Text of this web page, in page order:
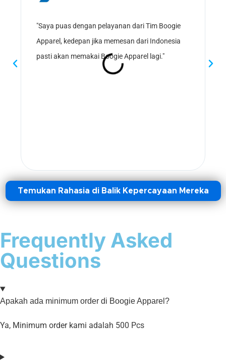
"Saya puas dengan pelayanan dari Tim Boogie
Apparel, kedepan jika memesan dari Indonesia
pasti akan memakai Boogie Apparel lagi."
Temukan Rahasia di Balik Kepercayaan Mereka
Frequently Asked
Questions
Apakah ada minimum order di Boogie Apparel?
Ya, Minimum order kami adalah 500 Pcs